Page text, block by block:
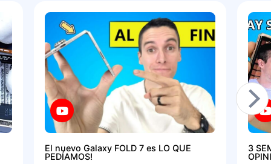
El nuevo Galaxy FOLD 7 es LO QUE
PEDÍAMOS!
3